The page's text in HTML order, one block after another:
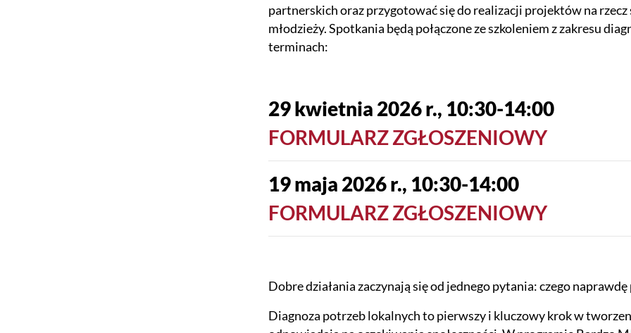
partnerskich oraz przygotować się do realizacji projektów na rzecz
młodzieży. Spotkania będą połączone ze szkoleniem z zakresu
terminach:
29 kwietnia 2026 r., 10:30-14:00
FORMULARZ ZGŁOSZENIOWY
19 maja 2026 r., 10:30-14:00
FORMULARZ ZGŁOSZENIOWY
Dobre działania zaczynają się od jednego pytania: czego
Diagnoza potrzeb lokalnych to pierwszy i kluczowy krok w